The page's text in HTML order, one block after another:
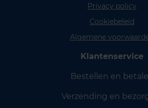
Privacy policy
Cookiebeleid
Algemene
Klantenservice
Bestellen en
Verzending en